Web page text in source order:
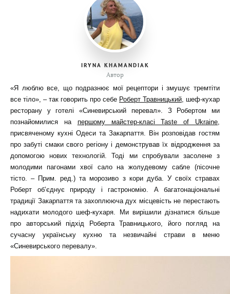
IRYNA KHAMANDIAK
Автор
«Я люблю все, що подразнює мої рецептори і змушує тремтіти
все тіло», – так говорить про себе Роберт Травницький, шеф-кухар
ресторану у готелі «Синевирський перевал». З Робертом ми
познайомилися на першому майстер-класі Taste of Ukraine,
присвяченому кухні Одеси та Закарпаття. Він розповідав гостям
про забуті смаки свого регіону і демонстрував їх відродження за
допомогою нових технологій. Тоді ми спробували засолене з
молодими пагонами хвої сало на жолудевому сабле (пісочне
тісто. – Прим. ред.) та морозиво з кори дуба. У своїх стравах
Роберт об’єднує природу і гастрономію. А багатонаціональні
традиції Закарпаття та захоплююча дух місцевість не перестають
надихати молодого шеф-кухаря. Ми вирішили дізнатися більше
про авторський підхід Роберта Травницького, його погляд на
сучасну українську кухню та незвичайні страви в меню
«Синевирського перевалу».